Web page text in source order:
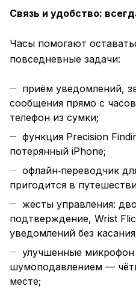
Связь и удобство:
Часы помогают
повседневные задачи:
приём уведомлений,
сообщения прямо с
телефон из сумки;
функция Precision
потерянный iPhone;
офлайн‑переводчик
пригодится в
жесты управления:
подтверждение, Wrist
уведомлений без
улучшенные
шумоподавлением —
месте;